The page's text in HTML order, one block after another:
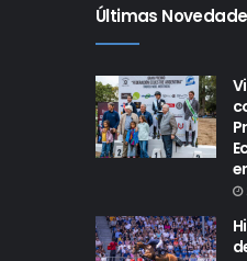
Últimas